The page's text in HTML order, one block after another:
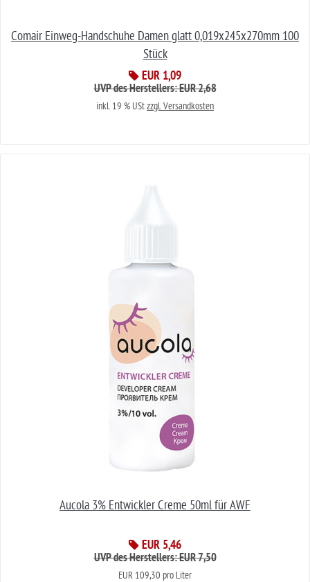
Comair Einweg-Handschuhe Damen glatt 0,019x245x270mm 100
Stück
EUR 1,09
UVP des Herstellers: EUR 2,68
inkl. 19 % UStzzgl. Versandkosten
Aucola 3% Entwickler Creme 50ml für AWF
EUR 5,46
UVP des Herstellers: EUR 7,50
EUR 109,30 pro Liter